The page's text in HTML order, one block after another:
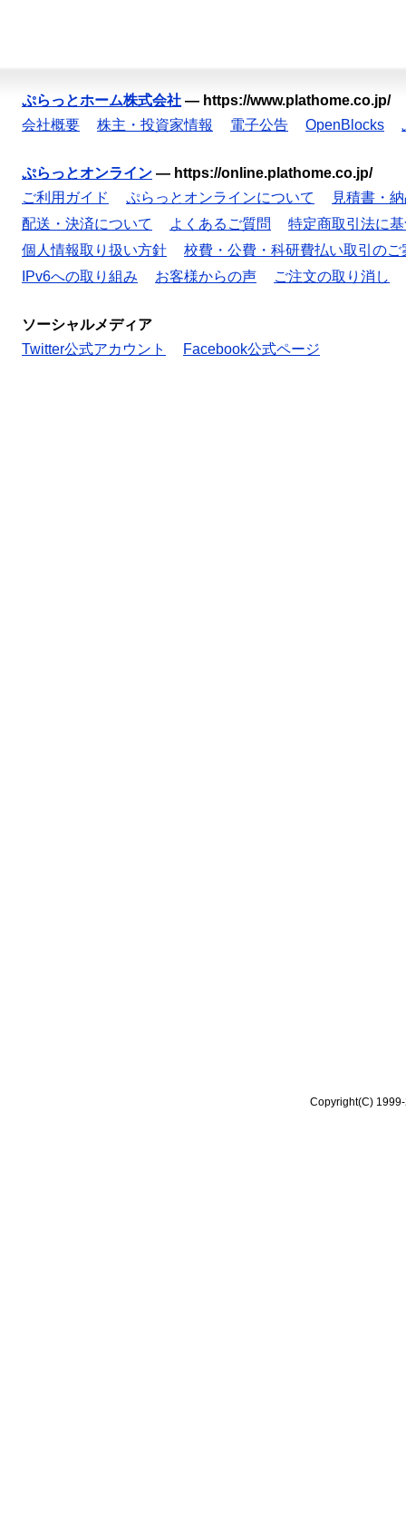
ぷらっとホーム株式会社 — https://www.plathome.co.jp/
会社概要
株主・投資家情報 電子公告 OpenBlocks
ぷらっとオンライン — https://online.plathome.co.jp/
ご利用ガイド
ぷらっとオンラインについて
見積書・
配送・決済について
よくあるご質問
特定商取引法に
個人情報取り扱い方針
校費・公費・科研費払い取引のご
IPv6への取り組み
お客様からの声 ご注文の取り消し
ソーシャルメディア
Twitter公式アカウント
Facebook公式ページ
Copyright(C)